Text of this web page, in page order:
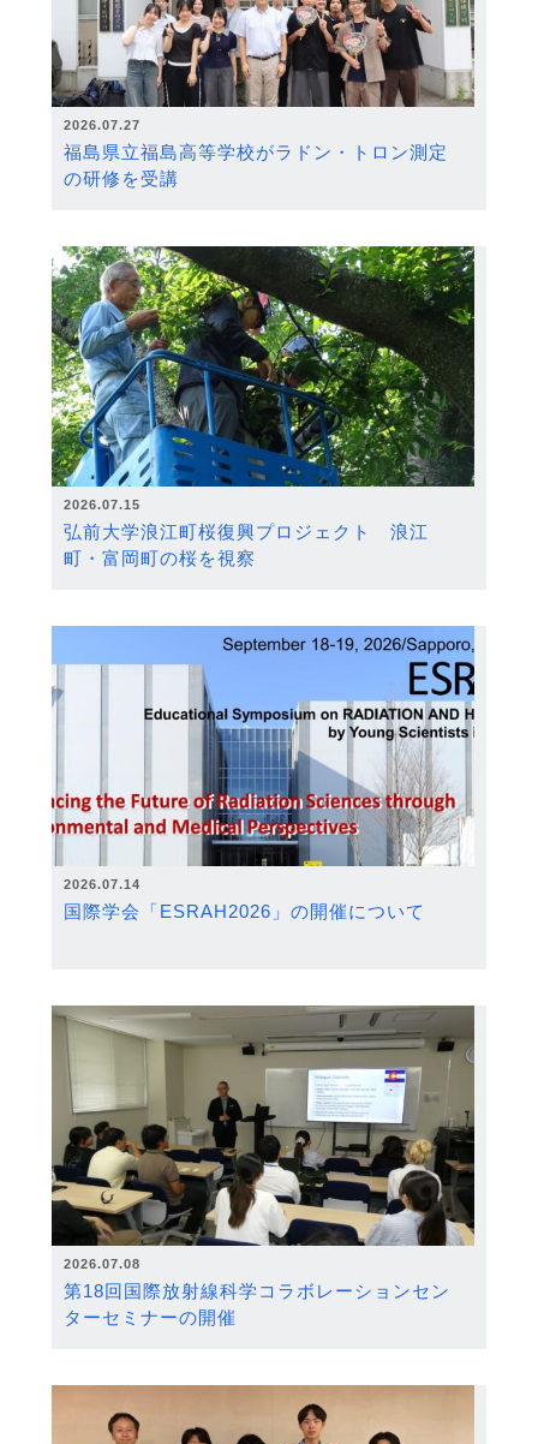
2026.07.27
福島県立福島高等学校がラドン・トロン測定
の研修を受講
2026.07.15
弘前大学浪江町桜復興プロジェクト 浪江
町・富岡町の桜を視察
2026.07.14
国際学会「ESRAH2026」の開催について
2026.07.08
第18回国際放射線科学コラボレーションセン
ターセミナーの開催